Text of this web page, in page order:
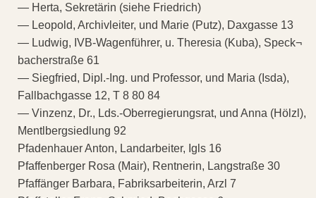
— Herta, Sekretärin (siehe Friedrich)
— Leopold, Archivleiter, und Marie (Putz), Daxgasse 13
— Ludwig, IVB-Wagenführer, u. Theresia (Kuba), Speck¬
bacherstraße 61
— Siegfried, Dipl.-Ing. und Professor, und Maria (Isda),
Fallbachgasse 12, T 8 80 84
— Vinzenz, Dr., Lds.-Oberregierungsrat, und Anna (Hölzl),
Mentlbergsiedlung 92
Pfadenhauer Anton, Landarbeiter, Igls 16
Pfaffenberger Rosa (Mair), Rentnerin, Langstraße 30
Pfaffänger Barbara, Fabriksarbeiterin, Arzl 7